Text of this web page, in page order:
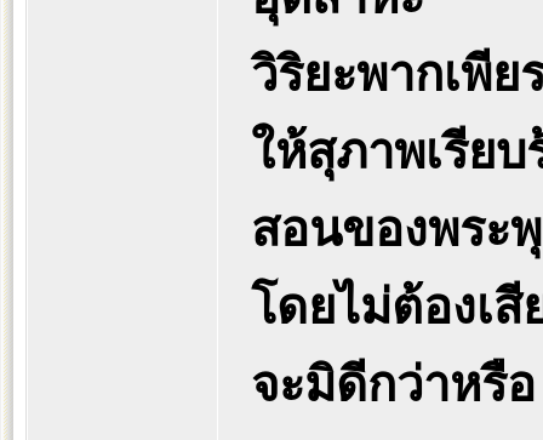
วิริยะพากเพี
ให้สุภาพเรีย
สอนของพระ
โดยไม่ต้องเสี
จะมิดีกว่าหรือ